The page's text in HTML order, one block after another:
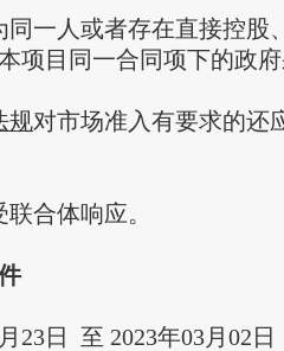
一人或者存在直接控股
项目同一合同项下的政
规对市场准入有要求的还
合体响应。
日 至 2023年03月02日